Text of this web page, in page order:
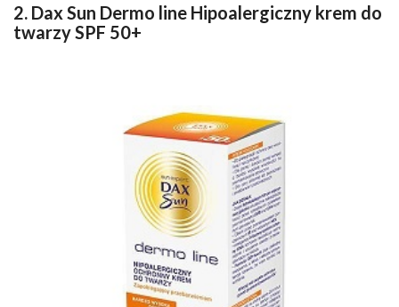
2. Dax Sun Dermo line Hipoalergiczny krem do
twarzy SPF 50+